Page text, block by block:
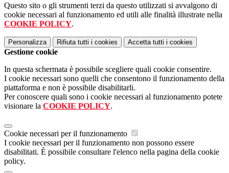
Questo sito o gli strumenti terzi da questo utilizzati si avvalgono di
cookie necessari al funzionamento ed utili alle finalità illustrate nella
COOKIE POLICY.
Personalizza Rifiuta tutti i cookies Accetta tutti i cookies
Gestione cookie
In questa schermata è possibile scegliere quali cookie consentire.
I cookie necessari sono quelli che consentono il funzionamento della
piattaforma e non è possibile disabilitarli.
Per conoscere quali sono i cookie necessari al funzionamento potete
visionare la COOKIE POLICY.
Cookie necessari per il funzionamento
I cookie necessari per il funzionamento non possono essere
disabilitati. È possibile consultare l'elenco nella pagina della cookie
policy.